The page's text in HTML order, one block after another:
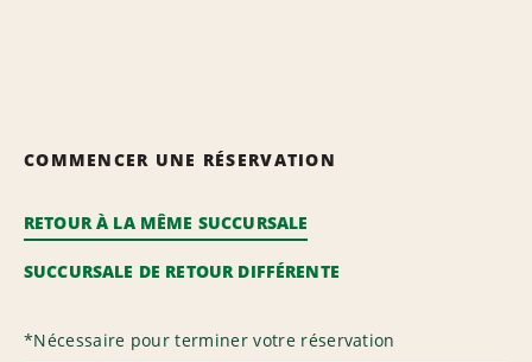
COMMENCER UNE RÉSERVATION
RETOUR À LA MÊME SUCCURSALE
SUCCURSALE DE RETOUR DIFFÉRENTE
*Nécessaire pour terminer votre réservation